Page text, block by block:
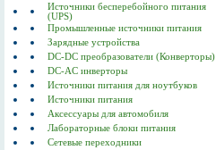
Источники бесперебойного питания
(UPS)
Промышленные источники питания
Зарядные устройства
DC-DC преобразователи (Конверторы)
DC-AC инверторы
Источники питания для ноутбуков
Источники питания
Аксессуары для автомобиля
Лабораторные блоки питания
Сетевые переходники